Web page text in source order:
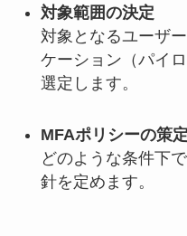
対象範囲の決定
対象となるユーザ
ケーション（パイ
選定します。
MFAポリシーの策定
どのような条件下
針を定めます。